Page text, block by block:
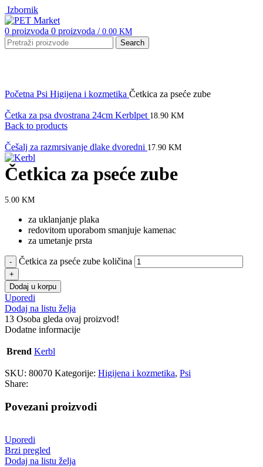
Izbornik
0 proizvoda 0 proizvoda / 0.00 KM
Search
Početna Psi Higijena i kozmetika Četkica za pseće zube
Četka za psa dvostrana 24cm Kerblpet 18.90 KM
Back to products
Češalj za razmrsivanje dlake dvoredni 17.90 KM
Četkica za pseće zube
5.00 KM
za uklanjanje plaka
redovitom uporabom smanjuje kamenac
za umetanje prsta
Četkica za pseće zube količina
Dodaj u korpu
Uporedi
Dodaj na listu želja
13 Osoba gleda ovaj proizvod!
Dodatne informacije
Brend Kerbl
SKU: 80070 Kategorije: Higijena i kozmetika, Psi
Share:
Povezani proizvodi
Uporedi
Brzi pregled
Dodaj na listu želja